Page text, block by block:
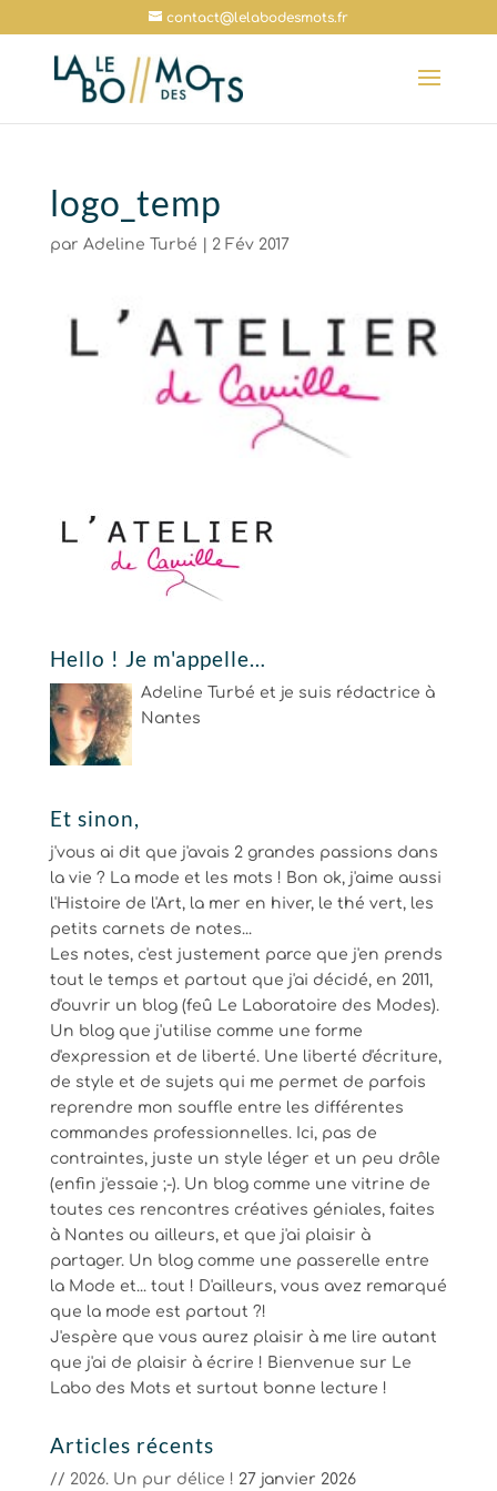
contact@lelabodesmots.fr
logo_temp
par Adeline Turbé 2 Fév 2017
Hello ! Je m'appelle…
Adeline Turbé et je suis rédactrice à
Nantes
Et sinon,
j'vous ai dit que j'avais 2 grandes passions dans
la vie ? La mode et les mots ! Bon ok, j'aime aussi
l'Histoire de l'Art, la mer en hiver, le thé vert, les
petits carnets de notes...
Les notes, c'est justement parce que j'en prends
tout le temps et partout que j'ai décidé, en 2011,
d'ouvrir un blog (feû Le Laboratoire des Modes).
Un blog que j'utilise comme une forme
d'expression et de liberté. Une liberté d'écriture,
de style et de sujets qui me permet de parfois
reprendre mon souffle entre les différentes
commandes professionnelles. Ici, pas de
contraintes, juste un style léger et un peu drôle
(enfin j'essaie ;-). Un blog comme une vitrine de
toutes ces rencontres créatives géniales, faites
à Nantes ou ailleurs, et que j'ai plaisir à
partager. Un blog comme une passerelle entre
la Mode et... tout ! D'ailleurs, vous avez remarqué
que la mode est partout ?!
J'espère que vous aurez plaisir à me lire autant
que j'ai de plaisir à écrire ! Bienvenue sur Le
Labo des Mots et surtout bonne lecture !
Articles récents
// 2026. Un pur délice ! 27 janvier 2026